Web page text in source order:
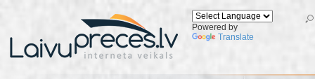
Powered by
Translate